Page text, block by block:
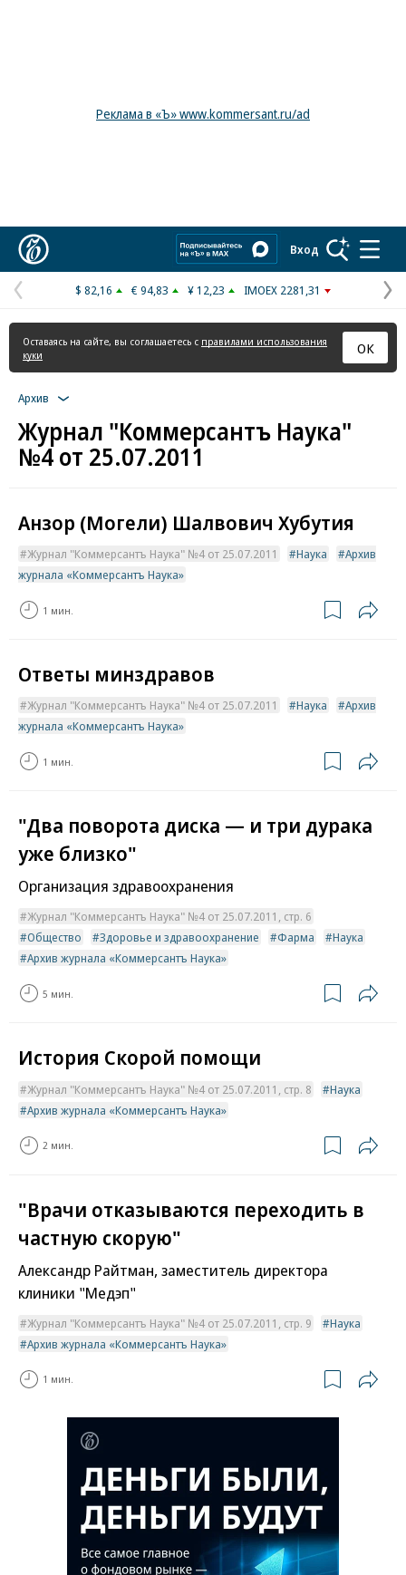
Реклама в «Ъ» www.kommersant.ru/ad
Вход
Предыдущая
страница
$ 82,16 € 94,83 ¥ 12,23 IMOEX 2281,31
Оставаясь на сайте, вы соглашаетесь с правилами использования
куки
ОК
Архив
Журнал "Коммерсантъ Наука"
№4 от 25.07.2011
Анзор (Могели) Шалвович Хубутия
Журнал "Коммерсантъ Наука" №4 от 25.07.2011 Наука
Архив
журнала «Коммерсантъ Наука»
1 мин.
Ответы минздравов
Журнал "Коммерсантъ Наука" №4 от 25.07.2011 Наука
Архив
журнала «Коммерсантъ Наука»
1 мин.
"Два поворота диска — и три дурака
уже близко"
Организация здравоохранения
Журнал "Коммерсантъ Наука" №4 от 25.07.2011, стр. 6
Общество
Здоровье и здравоохранение Фарма
Наука
Архив журнала «Коммерсантъ Наука»
5 мин.
История Скорой помощи
Журнал "Коммерсантъ Наука" №4 от 25.07.2011, стр. 8
Наука
Архив журнала «Коммерсантъ Наука»
2 мин.
"Врачи отказываются переходить в
частную скорую"
Александр Райтман, заместитель директора
клиники "Медэп"
Журнал "Коммерсантъ Наука" №4 от 25.07.2011, стр. 9
Наука
Архив журнала «Коммерсантъ Наука»
1 мин.